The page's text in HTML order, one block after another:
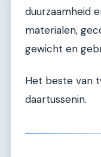
duurzaamheid
materialen,
gewicht en
Het beste van
daartussenin.